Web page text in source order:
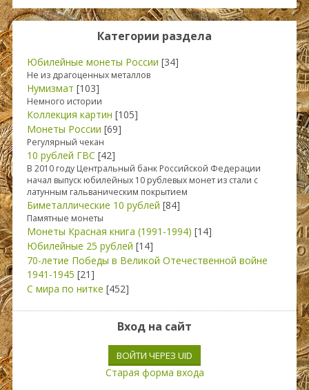
Категории раздела
Юбилейные монеты России [34]
Не из драгоценных металлов
Нумизмат [103]
Немного истории
Коллекция картин [105]
Монеты России [69]
Регулярный чекан
10 рублей ГВС [42]
В 2010 году Центральный банк Российской Федерации
начал выпуск юбилейных 10 рублевых монет из стали с
латунным гальваническим покрытием
Биметаллические 10 рублей [84]
Памятные монеты
Монеты Красная книга (1991-1994) [14]
Юбилейные 25 рублей [14]
70-летие Победы в Великой Отечественной войне
1941-1945 [21]
С мира по нитке [452]
Вход на сайт
ВОЙТИ ЧЕРЕЗ UID
Старая форма входа